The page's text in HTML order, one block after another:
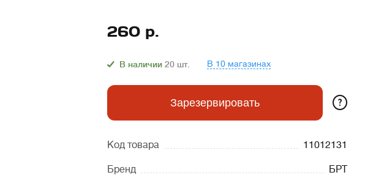
260 р.
В наличии 20 шт. В 10 магазинах
Зарезервировать ?
Код товара 11012131
Бренд БРТ